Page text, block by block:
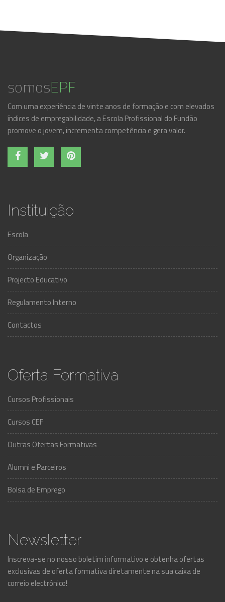
somosEPF
Com uma experiência de vinte anos de formação e com elevados
índices de empregabilidade, a Escola Profissional do Fundão
promove o jovem, incrementa competência e gera valor.
Instituição
Escola
Organização
Projecto Educativo
Regulamento Interno
Contactos
Oferta Formativa
Cursos Profissionais
Cursos CEF
Outras Ofertas Formativas
Alumni e Parceiros
Bolsa de Emprego
Newsletter
Inscreva-se no nosso boletim informativo e obtenha ofertas
exclusivas de oferta formativa diretamente na sua caixa de
correio electrónico!